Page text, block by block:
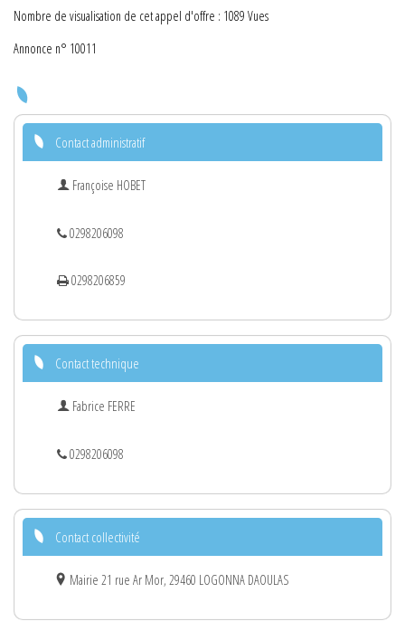
Nombre de visualisation de cet appel d'offre : 1089 Vues
Annonce n° 10011
Contact administratif
Françoise HOBET
0298206098
0298206859
Contact technique
Fabrice FERRE
0298206098
Contact collectivité
Mairie 21 rue Ar Mor, 29460 LOGONNA DAOULAS